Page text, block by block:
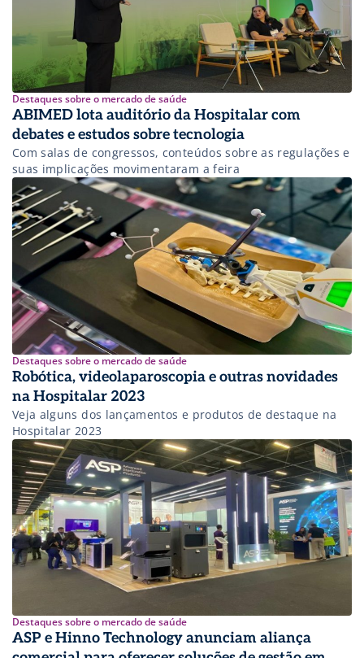
Destaques sobre o mercado de saúde
ABIMED lota auditório da Hospitalar com
debates e estudos sobre tecnologia
Com salas de congressos, conteúdos sobre as regulações e
suas implicações movimentaram a feira
Destaques sobre o mercado de saúde
Robótica, videolaparoscopia e outras novidades
na Hospitalar 2023
Veja alguns dos lançamentos e produtos de destaque na
Hospitalar 2023
Destaques sobre o mercado de saúde
ASP e Hinno Technology anunciam aliança